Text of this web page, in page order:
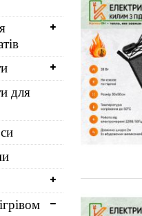
для